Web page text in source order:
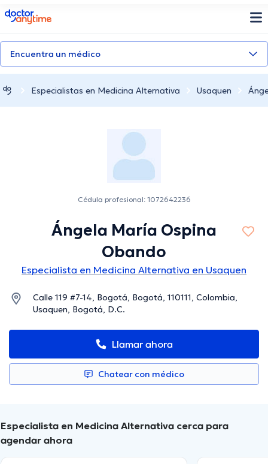
doctoranytime
Encuentra un médico
Especialistas en Medicina Alternativa Usaquen
Cédula profesional: 1072642236
Ángela María Ospina
Obando
Especialista en Medicina Alternativa en Usaquen
Calle 119 #7-14, Bogotá, Bogotá, 110111, Colombia,
Usaquen, Bogotá, D.C.
Llamar ahora
Chatear con médico
Especialista en Medicina Alternativa cerca para
agendar ahora